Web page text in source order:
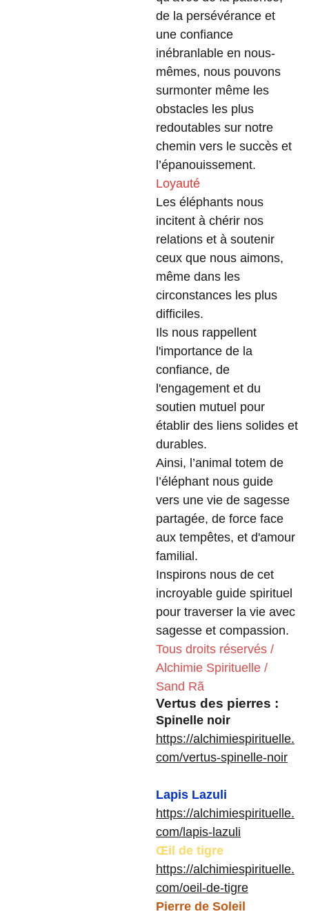
de la persévérance et
une confiance
inébranlable en nous-
mêmes, nous pouvons
surmonter même les
obstacles les plus
redoutables sur notre
chemin vers le succès et
l’épanouissement.
Loyauté
Les éléphants nous
incitent à chérir nos
relations et à soutenir
ceux que nous aimons,
même dans les
circonstances les plus
difficiles.
Ils nous rappellent
l'importance de la
confiance, de
l'engagement et du
soutien mutuel pour
établir des liens solides et
durables.
Ainsi, l’animal totem de
l’éléphant nous guide
vers une vie de sagesse
partagée, de force face
aux tempêtes, et d'amour
familial.
Inspirons nous de cet
incroyable guide spirituel
pour traverser la vie avec
sagesse et compassion.
Tous droits réservés /
Alchimie Spirituelle /
Sand Rã
Vertus des pierres :
Spinelle noir
https://alchimiespirituelle.
com/vertus-spinelle-noir
Lapis Lazuli
https://alchimiespirituelle.
com/lapis-lazuli
Œil de tigre
https://alchimiespirituelle.
com/oeil-de-tigre
Pierre de Soleil